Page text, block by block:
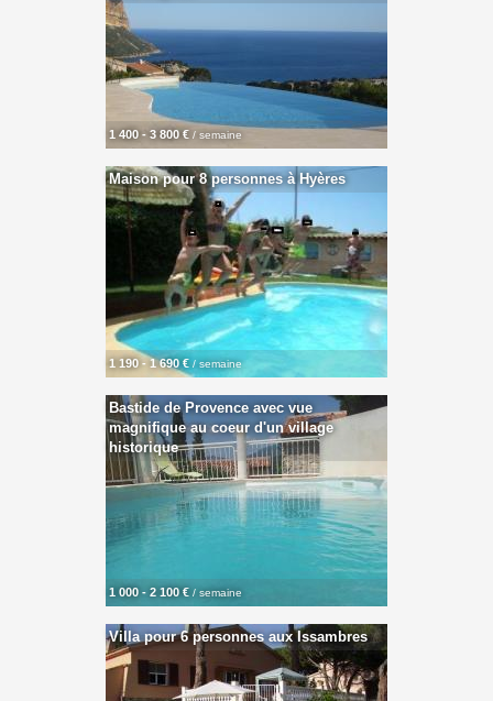
1 400 - 3 800 € / semaine
Maison pour 8 personnes à Hyères
1 190 - 1 690 € / semaine
Bastide de Provence avec vue
magnifique au coeur d'un village
historique
1 000 - 2 100 € / semaine
Villa pour 6 personnes aux Issambres